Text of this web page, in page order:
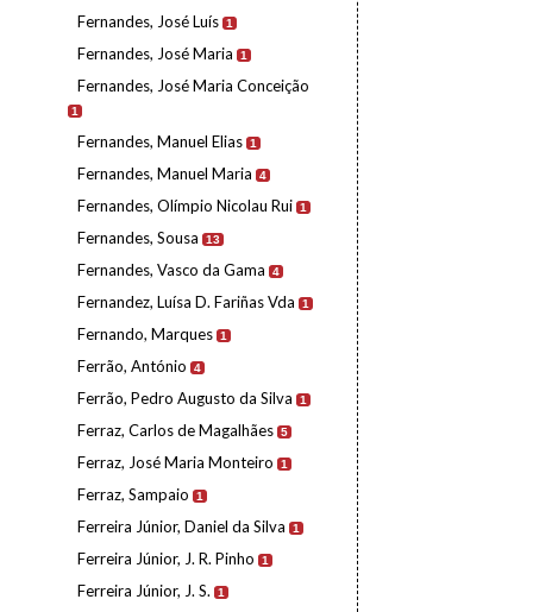
Fernandes, José Luís 1
Fernandes, José Maria 1
Fernandes, José Maria Conceição
1
Fernandes, Manuel Elias 1
Fernandes, Manuel Maria 4
Fernandes, Olímpio Nicolau Rui 1
Fernandes, Sousa 13
Fernandes, Vasco da Gama 4
Fernandez, Luísa D. Fariñas Vda 1
Fernando, Marques 1
Ferrão, António 4
Ferrão, Pedro Augusto da Silva 1
Ferraz, Carlos de Magalhães 5
Ferraz, José Maria Monteiro 1
Ferraz, Sampaio 1
Ferreira Júnior, Daniel da Silva 1
Ferreira Júnior, J. R. Pinho 1
Ferreira Júnior, J. S. 1